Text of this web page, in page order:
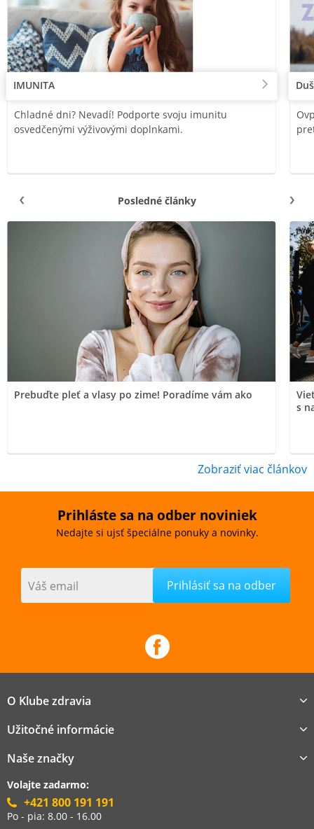
IMUNITA
Chladné dni? Nevadí! Podporte svoju imunitu
osvedčenými výživovými doplnkami.
Posledné články
Prebuďte pleť a vlasy po zime! Poradíme vám ako
s
Zobraziť viac článkov
Prihláste sa na odber noviniek
Nedajte si ujsť špeciálne ponuky a novinky.
Váš email
O Klube zdravia
Užitočné informácie
Naše značky
Volajte zadarmo:
+421 800 191 191
Po - pia: 8.00 - 16.00